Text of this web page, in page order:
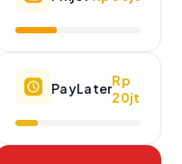
PayLater
Rp
20jt